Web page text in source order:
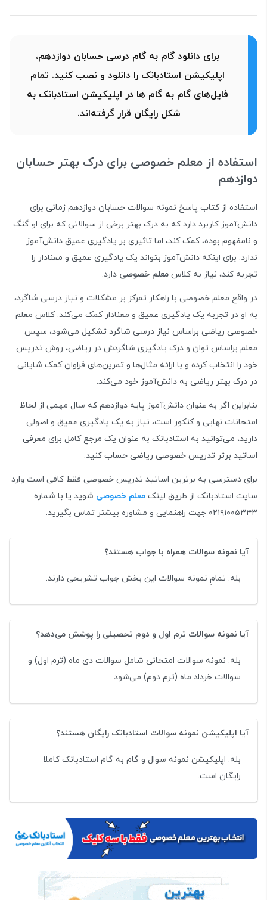
برای دانلود گام به گام درسی حسابان دوازدهم،
اپلیکیشن استادبانک را دانلود و نصب کنید. تمام
فایل‌های گام به گام ها در اپلیکیشن استادبانک به
شکل رایگان قرار گرفته‌اند.
استفاده از معلم خصوصی برای درک بهتر حسابان
دوازدهم
استفاده از کتاب پاسخ نمونه سوالات حسابان دوازدهم زمانی برای
دانش‌آموز کاربرد دارد که به درک بهتر برخی از سوالاتی که برای او گنگ
و نامفهوم بوده، کمک کند، اما تاثیری بر یادگیری عمیق دانش‌آموز
ندارد. برای اینکه دانش‌آموز بتواند یک یادگیری عمیق و معنادار را
تجربه کند، نیاز به کلاس معلم خصوصی دارد.
در واقع معلم خصوصی با راهکار تمرکز بر مشکلات و نیاز درسی شاگرد،
به او در تجربه یک یادگیری عمیق و معنادار کمک می‌کند. کلاس معلم
خصوصی ریاضی براساس نیاز درسی شاگرد تشکیل می‌شود، سپس
معلم براساس توان و درک یادگیری شاگردش در ریاضی، روش تدریس
خود را انتخاب کرده و با ارائه مثال‌ها و تمرین‌های فراوان کمک شایانی
در درک بهتر ریاضی به دانش‌آموز خود می‌کند.
بنابراین اگر به عنوان دانش‌آموز پایه دوازدهم که سال مهمی از لحاظ
امتحانات نهایی و کنکور است، نیاز به یک یادگیری عمیق و اصولی
دارید، می‌توانید به استادبانک به عنوان یک مرجع کامل برای معرفی
اساتید برتر تدریس خصوصی ریاضی حساب کنید.
برای دسترسی به برترین اساتید تدریس خصوصی فقط کافی است وارد
سایت استادبانک از طریق لینک معلم خصوصی شوید یا با شماره
۰۲۱۹۱۰۰۵۳۴۳ جهت راهنمایی و مشاوره بیشتر تماس بگیرید.
آیا نمونه سوالات همراه با جواب هستند؟
بله. تمامِ نمونه سوالات این بخش جواب تشریحی دارند.
آیا نمونه سوالات ترم اول و دوم تحصیلی را پوشش می‌دهد؟
بله. نمونه سوالات امتحانی شاملِ سوالات دی ماه (ترم اول) و
سوالات خرداد ماه (ترم دوم) می‌شود.
آیا اپلیکیشن نمونه سوالات استادبانک رایگان هستند؟
بله. اپلیکیشن نمونه سوال و گام به گام استادبانک کاملا
رایگان است.